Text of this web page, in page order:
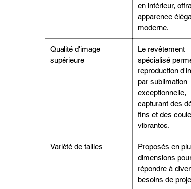
en intérieur,
apparence
moderne.
Qualité d'image
supérieure
Le revêtement
spécialisé
reproduction
par sublimation
exceptionnelle,
capturant des
fins et des
vibrantes.
Variété de tailles
Proposés en
dimensions pour
répondre à
besoins de